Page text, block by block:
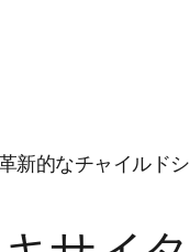
新的なチャイルド